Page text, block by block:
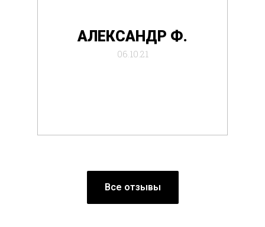
АЛЕКСАНДР Ф.
06.10.21
Все отзывы